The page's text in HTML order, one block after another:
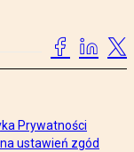
Prywatności
ustawień zgód